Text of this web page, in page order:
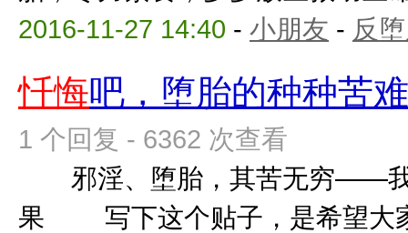
2016-11-27 14:40 - 小朋友 - 反
忏悔吧，堕胎的种种苦难
1 个回复 - 6362 次查看
邪淫、堕胎，其苦无穷——我
果 写下这个贴子，是希望大